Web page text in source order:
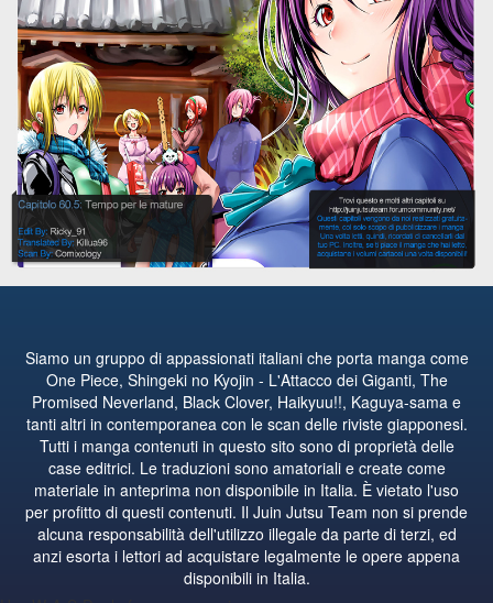
Siamo un gruppo di appassionati italiani che porta manga come
One Piece, Shingeki no Kyojin - L'Attacco dei Giganti, The
Promised Neverland, Black Clover, Haikyuu!!, Kaguya-sama e
tanti altri in contemporanea con le scan delle riviste giapponesi.
Tutti i manga contenuti in questo sito sono di proprietà delle
case editrici. Le traduzioni sono amatoriali e create come
materiale in anteprima non disponibile in Italia. È vietato l'uso
per profitto di questi contenuti. Il Juin Jutsu Team non si prende
alcuna responsabilità dell'utilizzo illegale da parte di terzi, ed
anzi esorta i lettori ad acquistare legalmente le opere appena
disponibili in Italia.